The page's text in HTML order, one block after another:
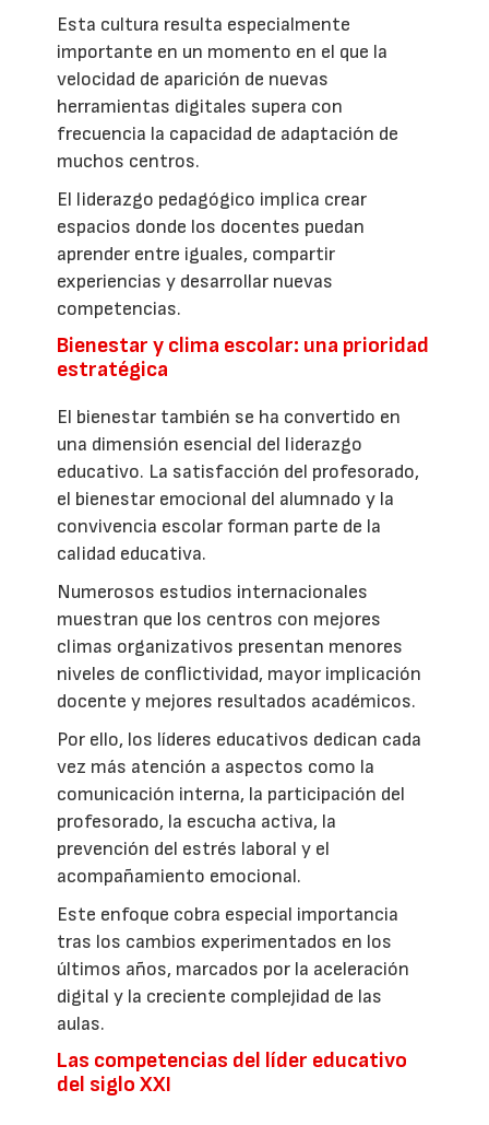
Esta cultura resulta especialmente
importante en un momento en el que la
velocidad de aparición de nuevas
herramientas digitales supera con
frecuencia la capacidad de adaptación de
muchos centros.
El liderazgo pedagógico implica crear
espacios donde los docentes puedan
aprender entre iguales, compartir
experiencias y desarrollar nuevas
competencias.
Bienestar y clima escolar: una prioridad
estratégica
El bienestar también se ha convertido en
una dimensión esencial del liderazgo
educativo. La satisfacción del profesorado,
el bienestar emocional del alumnado y la
convivencia escolar forman parte de la
calidad educativa.
Numerosos estudios internacionales
muestran que los centros con mejores
climas organizativos presentan menores
niveles de conflictividad, mayor implicación
docente y mejores resultados académicos.
Por ello, los líderes educativos dedican cada
vez más atención a aspectos como la
comunicación interna, la participación del
profesorado, la escucha activa, la
prevención del estrés laboral y el
acompañamiento emocional.
Este enfoque cobra especial importancia
tras los cambios experimentados en los
últimos años, marcados por la aceleración
digital y la creciente complejidad de las
aulas.
Las competencias del líder educativo
del siglo XXI